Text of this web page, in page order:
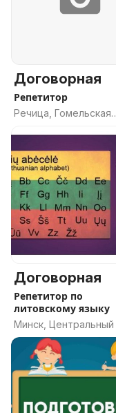
Договорная
Репетитор
Речица, Гомельская
Договорная
Репетитор по
литовскому языку
Минск, Центральный